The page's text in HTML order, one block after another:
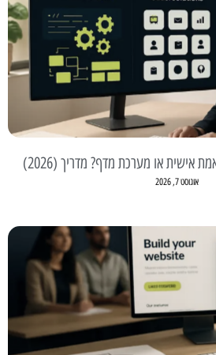
אוגוסט 7, 2026